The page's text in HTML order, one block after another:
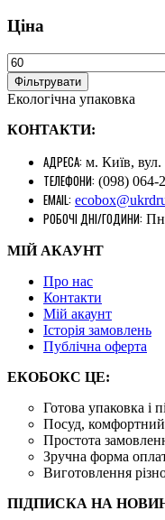
Ціна
Фільтрувати
Екологічна упаковка
КОНТАКТИ:
АДРЕСА: м. Київ,
ТЕЛЕФОНИ: (098) 064-
EMAIL:
РОБОЧІ ДНІ/ГОДИНИ: Пн
МІЙ АКАУНТ
Про нас
Контакти
Mій акаунт
Історія замовлень
Публічна оферта
ЕКОБОКС ЦЕ:
Готова упаковка і
Посуд, комфортний
Простота
Зручна форма
Виготовлення
ПІДПИСКА НА